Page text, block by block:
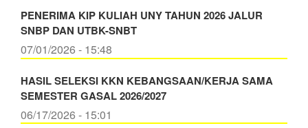
PENERIMA KIP KULIAH UNY TAHUN 2026 JALUR
SNBP DAN UTBK-SNBT
07/01/2026 - 15:48
HASIL SELEKSI KKN KEBANGSAAN/KERJA SAMA
SEMESTER GASAL 2026/2027
06/17/2026 - 15:01